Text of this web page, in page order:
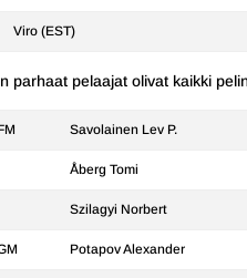
Viro (EST)
parhaat pelaajat olivat kaikki
Savolainen Lev P.
Åberg Tomi
Szilagyi Norbert
Potapov Alexander